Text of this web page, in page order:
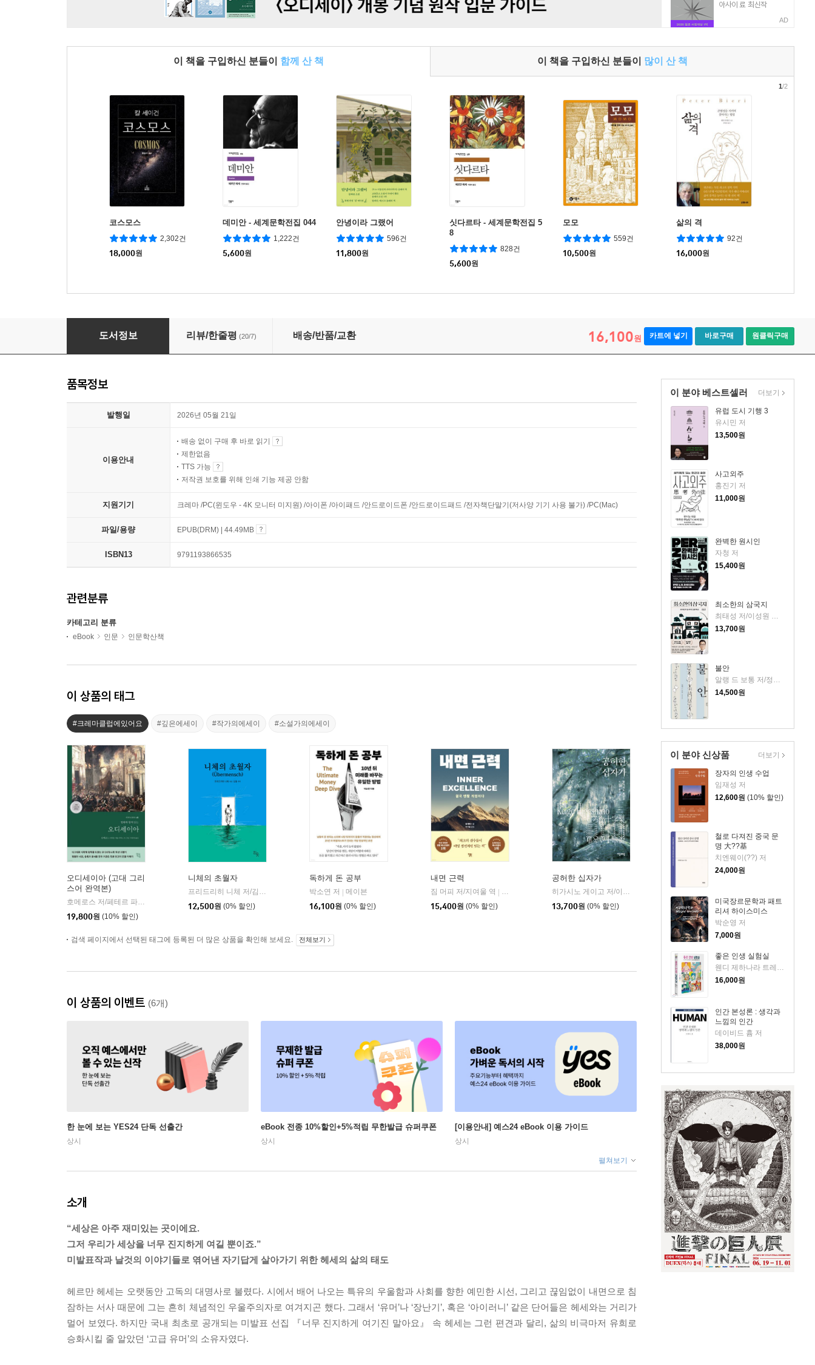
AD
이 책을 구입하신 분들이 함께 산 책 이 책을 구입하신 분들이 많이 산 책
코스모스
2,302건
18,000원
데미안 - 세계문학전집 044
1,222건
5,600원
안녕이라 그랬어
596건
11,800원
싯다르타 - 세계문학전집 5
8
828건
5,600원
모모
559건
10,500원
삶의 격
92건
16,000원
1/2
너무 진지하게 여기진 말아요
도서정보 리뷰/한줄평 (20/7) 배송/반품/교환 16,100원 카트에 넣기 바로구매 원클릭구매
이 분야 베스트셀러
유럽 도시 기행 3
유시민 저
13,500원
사고외주
홍진기 저
11,000원
완벽한 원시인
자청 저
15,400원
최소한의 삼국지
13,700원
불안
14,500원
더보기
이 분야 신상품
장자의 인생 수업
임재성 저
12,600원 (10% 할인)
철로 다져진 중국 문
명 大??基
치엔웨이(??) 저
24,000원
미국장르문학과 패트
리셔 하이스미스
박순영 저
7,000원
좋은 인생 실험실
웬디 제하나라 트레메인 저/황근하 역
16,000원
인간 본성론 : 생각과
느낌의 인간
데이비드 흄 저
38,000원
더보기
품목정보
발행일 2026년 05월 21일
이용안내
배송 없이 구매 후 바로 읽기
제한없음
TTS 가능
저작권 보호를 위해 인쇄 기능 제공 안함
지원기기 크레마 /PC(윈도우 - 4K 모니터 미지원) /아이폰 /아이패드 /안드로이드폰 /안드로이드패드 /전자책단말기(저사양 기기 사용 불가) /PC(Mac)
파일/용량 EPUB(DRM) | 44.49MB
ISBN13 9791193866535
관련분류
카테고리 분류
eBook 인문 인문학산책
이 상품의 태그
#크레마클럽에있어요 #깊은에세이 #작가의에세이 #소설가의에세이
오디세이아 (고대 그리
스어 완역본)
| 현대지성
19,800원 (10% 할인)
니체의 초월자
12,500원 (0% 할인)
독하게 돈 공부
박소연 저 | 메이븐
16,100원 (0% 할인)
내면 근력
짐 머피 저/지여울 역 |
15,400원 (0% 할인)
공허한 십자가
13,700원 (0% 할인)
검색 페이지에서 선택된 태그에 등록된 더 많은 상품을 확인해 보세요. 전체보기
이 상품의 이벤트 (6개)
한 눈에 보는 YES24 단독 선출간
상시
eBook 전종 10%할인+5%적립 무한발급 슈퍼쿠폰
상시
[이용안내] 예스24 eBook 이용 가이드
상시
펼쳐보기
소개
“세상은 아주 재미있는 곳이에요.
그저 우리가 세상을 너무 진지하게 여길 뿐이죠.”
미발표작과 날것의 이야기들로 엮어낸 자기답게 살아가기 위한 헤세의 삶의 태도
헤르만 헤세는 오랫동안 고독의 대명사로 불렸다. 시에서 배어 나오는 특유의 우울함과 사회를 향한 예민한 시선, 그리고 끊임없이 내면으로 침
잠하는 서사 때문에 그는 흔히 체념적인 우울주의자로 여겨지곤 했다. 그래서 ‘유머’나 ‘장난기’, 혹은 ‘아이러니’ 같은 단어들은 헤세와는 거리가
멀어 보였다. 하지만 국내 최초로 공개되는 미발표 선집 『너무 진지하게 여기진 말아요』 속 헤세는 그런 편견과 달리, 삶의 비극마저 유희로
승화시킬 줄 알았던 ‘고급 유머’의 소유자였다.